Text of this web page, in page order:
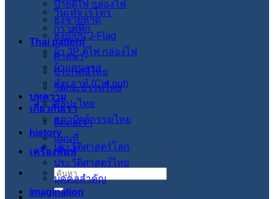
ป้ายตู้ไฟ กล่องไฟ
ธงชายหาด
ธงญี่ปุ่น J-Flag
ผ้า 3P ตู้ไฟ กล่องไฟ
ผ้าแคนวาส
คัตเอาท์ (Cut out)
บทความ
เกี่ยวกับเรา
ติดต่อเรา
แผนที่
เครื่องพิมพ์
ค้นหา:
วินเทจ เรโทร
กราฟฟิก
Thai pattern
ศาสนา
ประเพณีไทย
วัฒนะธรรมไทย
ศิลปะไทย
สภาปัตย์กรรมไทย
history
ประวัติศาสตร์โลก
ประวัติศาสตร์ไทย
บุคคลสำคัญ
imagination